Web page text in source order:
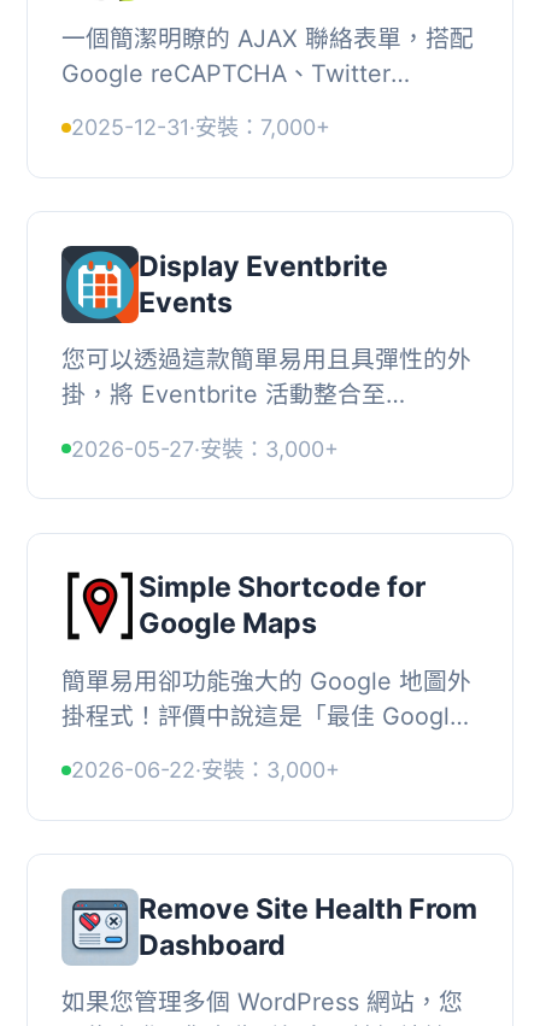
一個簡潔明瞭的 AJAX 聯絡表單，搭配
Google reCAPTCHA、Twitter
選功能。, , , 簡潔：所有使用者輸入均
被剝離，以避免...
2025-12-31·安裝：7,000+
Display Eventbrite
Events
您可以透過這款簡單易用且具彈性的外
掛，將 Eventbrite 活動整合至
幾分鐘的時間即可開始在 WordPress
上查看您的 Eventb...
2026-05-27·安裝：3,000+
Simple Shortcode for
Google Maps
簡單易用卻功能強大的 Google 地圖外
掛程式！評價中說這是「最佳 Google
可讓您透過簡易的短代，在 WordPress
文章和頁面...
2026-06-22·安裝：3,000+
Remove Site Health From
Dashboard
如果您管理多個 WordPress 網站，您